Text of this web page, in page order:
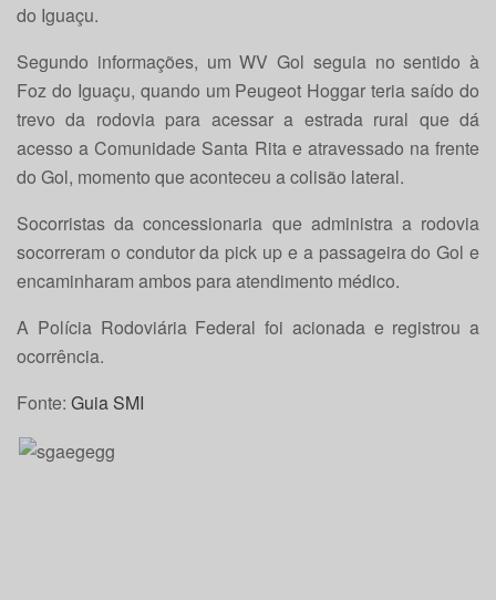
do Iguaçu.
Segundo informações, um WV Gol seguia no sentido à
Foz do Iguaçu, quando um Peugeot Hoggar teria saído do
trevo da rodovia para acessar a estrada rural que dá
acesso a Comunidade Santa Rita e atravessado na frente
do Gol, momento que aconteceu a colisão lateral.
Socorristas da concessionaria que administra a rodovia
socorreram o condutor da pick up e a passageira do Gol e
encaminharam ambos para atendimento médico.
A Polícia Rodoviária Federal foi acionada e registrou a
ocorrência.
Fonte: Guia SMI